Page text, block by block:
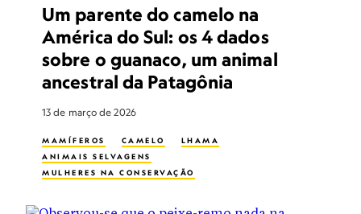
Um parente do camelo na
América do Sul: os 4 dados
sobre o guanaco, um animal
ancestral da Patagônia
13 de março de 2026
MAMÍFEROS CAMELO
LHAMA
ANIMAIS SELVAGENS
MULHERES NA CONSERVAÇÃO